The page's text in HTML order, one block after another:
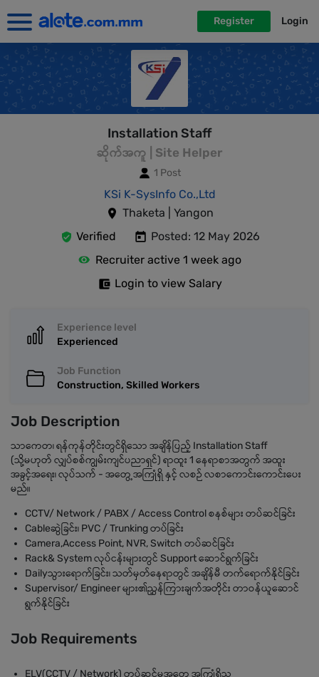
Register Login
Installation Staff
ဆိုက်အကူ | Site Helper
1 Post
KSi K-SysInfo Co.,Ltd
Thaketa | Yangon
Verified
Posted: 12 May 2026
Recruiter active 1 week ago
Login to view Salary
Experience level
Experienced
Job Function
Construction, Skilled Workers
Job Description
သာကေတ၊ ရန်ကုန်တိုင်းတွင်ရှိသော အချိန်ပြည့် Installation Staff
(သို့မဟုတ် လျှပ်စစ်ကျွမ်းကျင်ပညာရှင်) ရာထူး 1 နေရာစာအတွက် အထူး
အခွင့်အရေး၊ လုပ်သက် - အတွေ့အကြုံရှိ နှင့် လစဉ် လစာကောင်းကောင်းပေး
မည်။
CCTV/ Network / PABX / Access Control စနစ်များ တပ်ဆင်ခြင်း
Cableဆွဲခြင်း၊ PVC / Trunking တပ်ခြင်း
Camera,Access Point, NVR, Switch တပ်ဆင်ခြင်း
Rack& System လုပ်ငန်းများတွင် Support ဆောင်ရွက်ခြင်း
Dailyသွားရောက်ခြင်း၊ သတ်မှတ်နေရာတွင် အချိန်မီ တက်ရောက်နိုင်ခြင်း
Supervisor/ Engineer များ၏ညွှန်ကြားချက်အတိုင်း တာဝန်ယူဆောင်
ရွက်နိုင်ခြင်း
Job Requirements
ELV(CCTV / Network) တပ်ဆင်မှုအတွေ့အကြုံရှိသူ